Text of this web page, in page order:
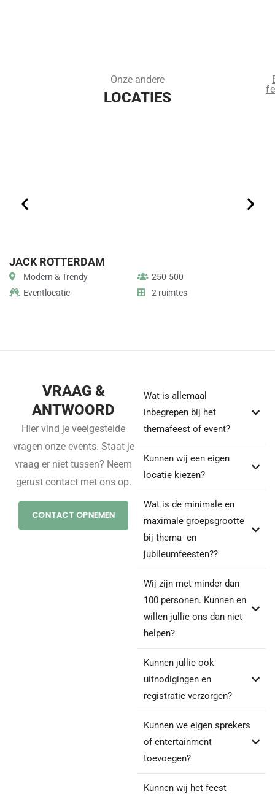
Onze andere
LOCATIES
JACK ROTTERDAM
Modern & Trendy
Eventlocatie
250-500
2 ruimtes
VRAAG &
ANTWOORD
Hier vind je veelgestelde
vragen onze events. Staat je
vraag er niet tussen? Neem
gerust contact met ons op.
CONTACT OPNEMEN
Wat is allemaal
inbegrepen bij het
themafeest of event?
Kunnen wij een eigen
locatie kiezen?
Wat is de minimale en
maximale groepsgrootte
bij thema- en
jubileumfeesten??
Wij zijn met minder dan
100 personen. Kunnen en
willen jullie ons dan niet
helpen?
Kunnen jullie ook
uitnodigingen en
registratie verzorgen?
Kunnen we eigen sprekers
of entertainment
toevoegen?
Kunnen wij het feest